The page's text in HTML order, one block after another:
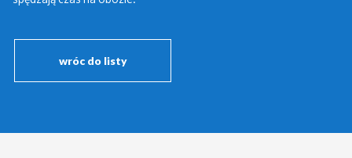
wróc do listy